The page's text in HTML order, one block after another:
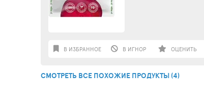
В ИЗБРАННОЕ В ИГНОР ОЦЕНИТЬ
СМОТРЕТЬ ВСЕ ПОХОЖИЕ ПРОДУКТЫ (4)